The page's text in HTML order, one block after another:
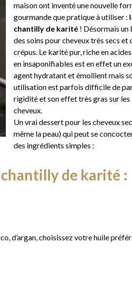
maison ont inventé une nouvelle
gourmande que pratique à utiliser :
chantilly de karité ! Désormais
des soins pour cheveux très secs et
crépus. Le karité pur, riche en
en insaponifiables est en effet un
agent hydratant et émollient mais
utilisation est parfois difficile de
rigidité et son effet très gras sur les
cheveux.
Un vrai dessert pour les cheveux
même la peau) qui peut se
des ingrédients simples :
de karité :
d’argan, choisissez votre huile